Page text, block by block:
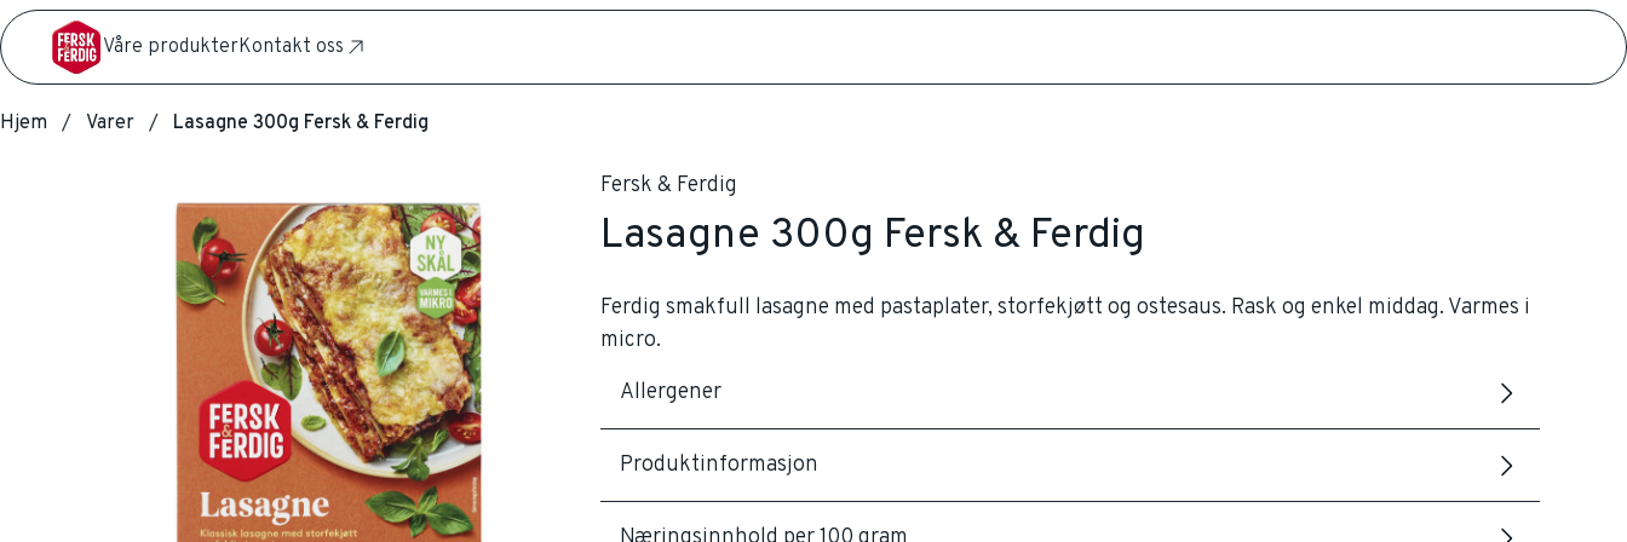
Våre produkterKontakt oss
Hjem Varer Lasagne 300g Fersk & Ferdig
Fersk & Ferdig
Lasagne 300g Fersk & Ferdig
Ferdig smakfull lasagne med pastaplater, storfekjøtt og ostesaus. Rask og enkel middag. Varmes i
micro.
Allergener
Produktinformasjon